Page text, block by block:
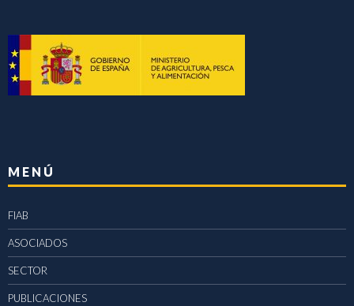
MENÚ
FIAB
ASOCIADOS
SECTOR
PUBLICACIONES